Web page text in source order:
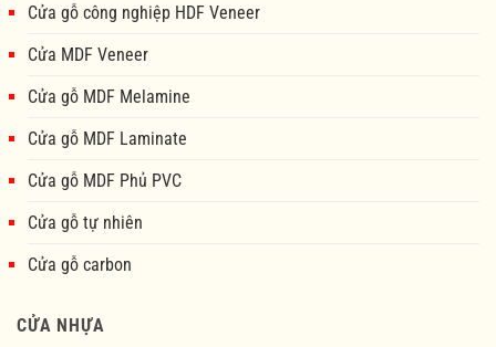
Cửa gỗ công nghiệp HDF Veneer
Cửa MDF Veneer
Cửa gỗ MDF Melamine
Cửa gỗ MDF Laminate
Cửa gỗ MDF Phủ PVC
Cửa gỗ tự nhiên
Cửa gỗ carbon
CỬA NHỰA